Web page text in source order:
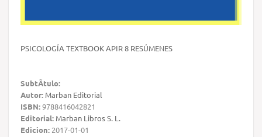
PSICOLOGÍA TEXTBOOK APIR 8 RESÚMENES
SubtÃ­tulo:
Autor: Marban Editorial
ISBN:9788416042821
Editorial: Marban Libros S. L.
Edicion: 2017-01-01